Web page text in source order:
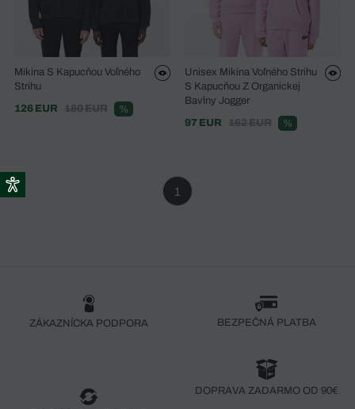
Mikina S Kapucňou Voľného
Strihu
126 EUR
180 EUR %
Unisex Mikina Voľného Strihu
S Kapucňou Z Organickej
Bavlny Jogger
97 EUR
162 EUR %
1
ZÁKAZNÍCKA PODPORA BEZPEČNÁ PLATBA
DOPRAVA ZADARMO OD 90€